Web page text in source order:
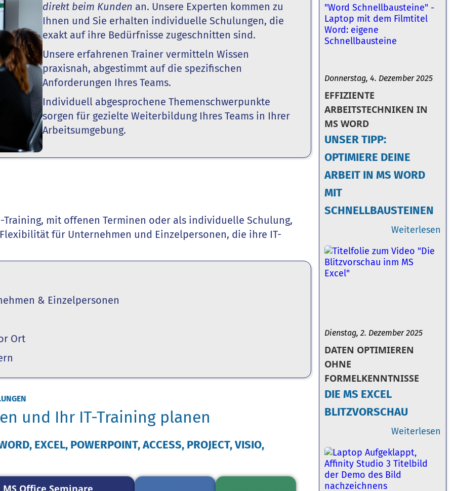
direkt beim Kunden an. Unsere Experten kommen zu
Ihnen und Sie erhalten individuelle Schulungen, die
exakt auf ihre Bedürfnisse zugeschnitten sind.
Unsere erfahrenen Trainer vermitteln Wissen
praxisnah, abgestimmt auf die spezifischen
Anforderungen Ihres Teams.
Individuell abgesprochene Themenschwerpunkte
sorgen für gezielte Weiterbildung Ihres Teams in Ihrer
Arbeitsumgebung.
Training, mit offenen Terminen oder als individuelle Schulung,
für Unternehmen und Einzelpersonen, die ihre IT-
& Einzelpersonen
Ort
und Ihr IT-Training planen
EXCEL, POWERPOINT, ACCESS, PROJECT, VISIO,
MS Office Seminare
Donnerstag, 4. Dezember 2025
EFFIZIENTE
ARBEITSTECHNIKEN IN
MS WORD
UNSER TIPP:
OPTIMIERE DEINE
ARBEIT IN MS WORD
MIT
SCHNELLBAUSTEINEN
Weiterlesen
Dienstag, 2. Dezember 2025
DATEN OPTIMIEREN
OHNE
FORMELKENNTNISSE
DIE MS EXCEL
BLITZVORSCHAU
Weiterlesen